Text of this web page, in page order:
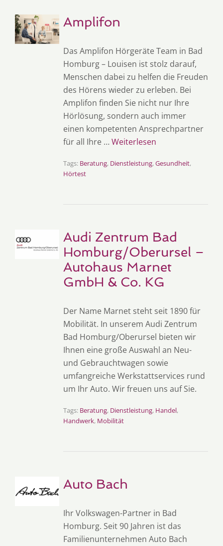
Amplifon
Das Amplifon Hörgeräte Team in Bad
Homburg – Louisen ist stolz darauf,
Menschen dabei zu helfen die Freuden
des Hörens wieder zu erleben. Bei
Amplifon finden Sie nicht nur Ihre
Hörlösung, sondern auch immer
einen kompetenten Ansprechpartner
für all Ihre …Weiterlesen
Tags: Beratung, Dienstleistung,Gesundheit,
Hörtest
Audi Zentrum Bad
Homburg/Oberursel –
Autohaus Marnet
GmbH & Co. KG
Der Name Marnet steht seit 1890 für
Mobilität. In unserem Audi Zentrum
Bad Homburg/Oberursel bieten wir
Ihnen eine große Auswahl an Neu-
und Gebrauchtwagen sowie
umfangreiche Werkstattservices rund
um Ihr Auto. Wir freuen uns auf Sie.
Tags: Beratung, Dienstleistung, Handel,
Handwerk, Mobilität
Auto Bach
Ihr Volkswagen-Partner in Bad
Homburg. Seit 90 Jahren ist das
Familienunternehmen Auto Bach